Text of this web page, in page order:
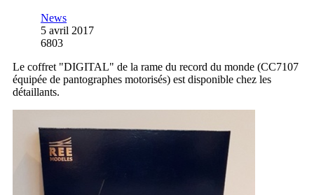
News
5 avril 2017
6803
Le coffret "DIGITAL" de la rame du record du monde (CC7107
équipée de pantographes motorisés) est disponible chez les
détaillants.